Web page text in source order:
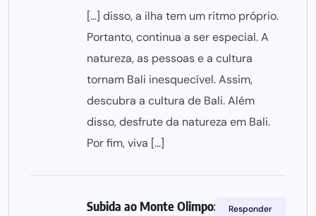
[…] disso, a ilha tem um ritmo próprio.
Portanto, continua a ser especial. A
natureza, as pessoas e a cultura
tornam Bali inesquecível. Assim,
descubra a cultura de Bali. Além
disso, desfrute da natureza em Bali.
Por fim, viva […]
Subida ao Monte Olimpo: Aventura,
Responder